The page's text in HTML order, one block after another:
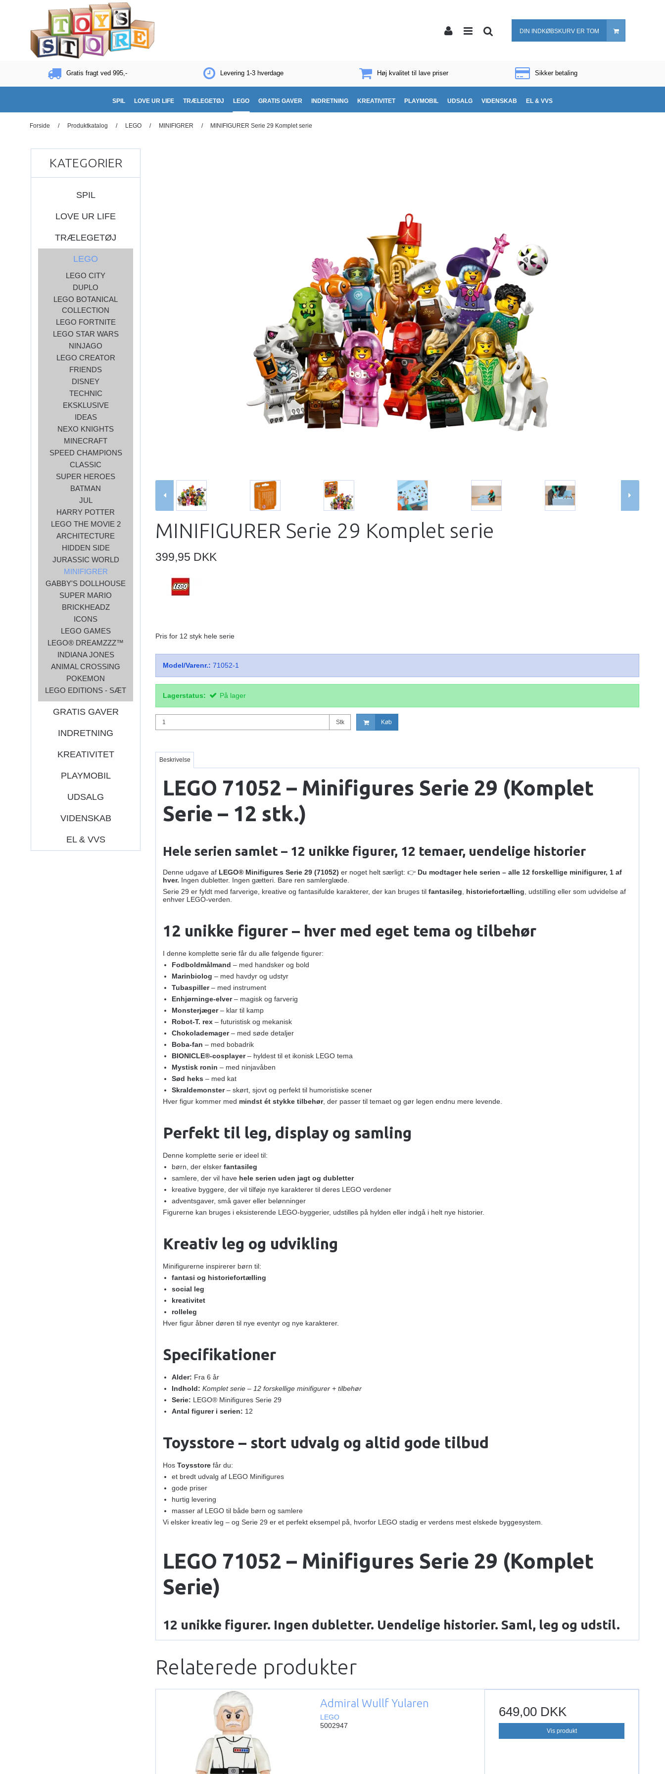
DIN INDKØBSKURV ER TOM
Gratis fragt ved 995,- Levering 1-3 hverdage Høj kvalitet til lave priser Sikker betaling
SPIL LOVE UR LIFE TRÆLEGETØJ LEGO GRATIS GAVER INDRETNING KREATIVITET PLAYMOBIL UDSALG VIDENSKAB EL & VVS
Forside / Produktkatalog / LEGO / MINIFIGRER / MINIFIGURER Serie 29 Komplet serie
KATEGORIER
SPIL
LOVE UR LIFE
TRÆLEGETØJ
LEGO
LEGO CITY
DUPLO
LEGO BOTANICAL
COLLECTION
LEGO FORTNITE
LEGO STAR WARS
NINJAGO
LEGO CREATOR
FRIENDS
DISNEY
TECHNIC
EKSKLUSIVE
IDEAS
NEXO KNIGHTS
MINECRAFT
SPEED CHAMPIONS
CLASSIC
SUPER HEROES
BATMAN
JUL
HARRY POTTER
LEGO THE MOVIE 2
ARCHITECTURE
HIDDEN SIDE
JURASSIC WORLD
MINIFIGRER
GABBY'S DOLLHOUSE
SUPER MARIO
BRICKHEADZ
ICONS
LEGO GAMES
LEGO® DREAMZZZ™
INDIANA JONES
ANIMAL CROSSING
POKEMON
LEGO EDITIONS - SÆT
GRATIS GAVER
INDRETNING
KREATIVITET
PLAYMOBIL
UDSALG
VIDENSKAB
EL & VVS
MINIFIGURER Serie 29 Komplet serie
399,95 DKK
Pris for 12 styk hele serie
Model/Varenr.: 71052-1
Lagerstatus: På lager
Stk Køb
Beskrivelse
LEGO 71052 – Minifigures Serie 29 (Komplet
Serie – 12 stk.)
Hele serien samlet – 12 unikke figurer, 12 temaer, uendelige historier
Denne udgave af LEGO® Minifigures Serie 29 (71052) er noget helt særligt: 👉 Du modtager hele serien – alle 12 forskellige minifigurer, 1 af
hver. Ingen dubletter. Ingen gætteri. Bare ren samlerglæde.
Serie 29 er fyldt med farverige, kreative og fantasifulde karakterer, der kan bruges tilfantasileg historiefortælling , udstilling eller som udvidelse af
enhver LEGO‑verden.
12 unikke figurer – hver med eget tema og tilbehør
I denne komplette serie får du alle følgende figurer:
Fodboldmålmand – med handsker og bold
Marinbiolog – med havdyr og udstyr
Tubaspiller– med instrument
Enhjørninge‑elver– magisk og farverig
Monsterjæger– klar til kamp
Robot‑T. rex– futuristisk og mekanisk
Chokolademager– med søde detaljer
Boba‑fan – med bobadrik
BIONICLE®‑cosplayer– hyldest til et ikonisk LEGO tema
Mystisk ronin – med ninjavåben
Sød heks – med kat
Skraldemonster– skørt, sjovt og perfekt til humoristiske scener
Hver figur kommer med mindst ét stykke tilbehør, der passer til temaet og gør legen endnu mere levende.
Perfekt til leg, display og samling
Denne komplette serie er ideel til:
børn, der elsker fantasileg
samlere, der vil have hele serien uden jagt og dubletter
kreative byggere, der vil tilføje nye karakterer til deres LEGO verdener
adventsgaver, små gaver eller belønninger
Figurerne kan bruges i eksisterende LEGO‑byggerier, udstilles på hylden eller indgå i helt nye historier.
Kreativ leg og udvikling
Minifigurerne inspirerer børn til:
fantasi og historiefortælling
social leg
kreativitet
rolleleg
Hver figur åbner døren til nye eventyr og nye karakterer.
Specifikationer
Alder: Fra 6 år
Indhold: Komplet serie – 12 forskellige minifigurer + tilbehør
Serie: LEGO® Minifigures Serie 29
Antal figurer i serien: 12
Toysstore – stort udvalg og altid gode tilbud
HosToysstore får du:
et bredt udvalg af LEGO Minifigures
gode priser
hurtig levering
masser af LEGO til både børn og samlere
Vi elsker kreativ leg – og Serie 29 er et perfekt eksempel på, hvorfor LEGO stadig er verdens mest elskede byggesystem.
LEGO 71052 – Minifigures Serie 29 (Komplet
Serie)
12 unikke figurer. Ingen dubletter. Uendelige historier. Saml, leg og udstil.
Relaterede produkter
Admiral Wullf Yularen
LEGO
5002947
649,00 DKK
Vis produkt